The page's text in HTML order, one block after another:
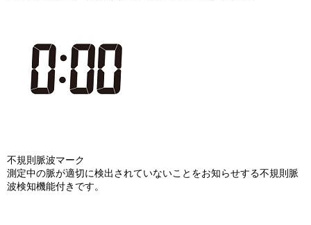
不規則脈波マーク
測定中の脈が適切に検出されていないことをお知らせする不規則脈
波検知機能付きです。